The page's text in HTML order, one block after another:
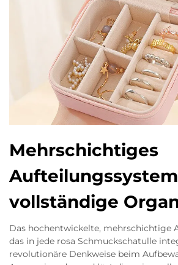
Mehrschichtiges
vollständige
Das hochentwickelte, mehrschichtige
das in jede rosa Schmuckschatulle
revolutionäre Denkweise beim